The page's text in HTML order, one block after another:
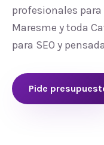
profesionales
Maresme y toda
para SEO y
Pide